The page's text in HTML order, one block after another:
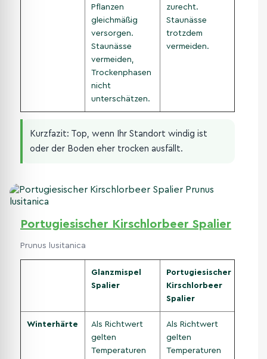
Pflanzen
gleichmäßig
versorgen.
Staunässe
vermeiden,
Trockenphasen
nicht
unterschätzen.
zurecht.
Staunässe
trotzdem
vermeiden.
Kurzfazit: Top, wenn Ihr Standort windig ist
oder der Boden eher trocken ausfällt.
Portugiesischer Kirschlorbeer Spalier
Prunus lusitanica
Glanzmispel
Spalier
Portugiesischer
Kirschlorbeer
Spalier
Winterhärte
Als Richtwert
gelten
Temperaturen
Als Richtwert
gelten
Temperaturen